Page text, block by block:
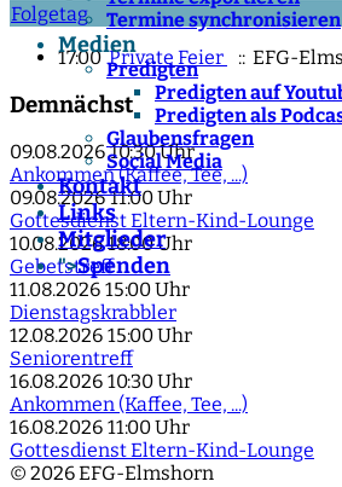
Termine synchronisieren
Medien
Predigten
Predigten auf
Predigten als
Glaubensfragen
Social Media
Kontakt
Links
Mitglieder
">Spenden
Folgetag
17:00Private Feier :: EFG-
Demnächst
09.08.2026 10:30 Uhr
Ankommen (Kaffee, Tee, ...)
09.08.2026 11:00 Uhr
Gottesdienst Eltern-Kind-Lounge
10.08.2026 18:00 Uhr
Gebetstreff
11.08.2026 15:00 Uhr
Dienstagskrabbler
12.08.2026 15:00 Uhr
Seniorentreff
16.08.2026 10:30 Uhr
Ankommen (Kaffee, Tee, ...)
16.08.2026 11:00 Uhr
Gottesdienst Eltern-Kind-Lounge
© 2026 EFG-Elmshorn